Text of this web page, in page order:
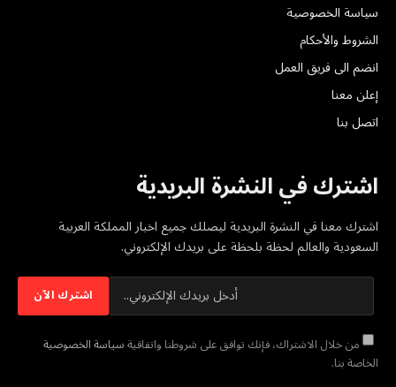
سياسة الخصوصية
الشروط والأحكام
انضم الى فريق العمل
إعلن معنا
اتصل بنا
اشترك في النشرة البريدية
اشترك معنا في النشرة البريدية ليصلك جميع اخبار المملكة العربية
السعودية والعالم لحظة بلحظة على بريدك الإلكتروني.
من خلال الاشتراك، فإنك توافق على شروطنا واتفاقيةسياسة الخصوصية
الخاصة بنا.